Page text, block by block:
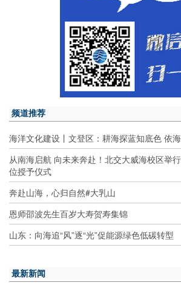
频道推荐
海洋文化建设丨文登区：耕海探蓝知底色 依
从南海启航 向未来奔赴！北交大威海校区举
位授予仪式
奔赴山海，心归自然#大乳山
恩师邵波先生百岁大寿贺寿集锦
山东：向海追“风”逐“光”促能源绿色低碳转型
最新新闻